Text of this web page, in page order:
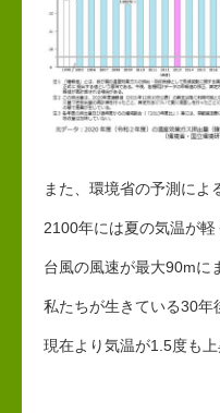
また、環境省の予測によ
2100年には夏の気温が軽
台風の風速が最大90mに
私たちが生きている30年
現在より気温が1.5度も上